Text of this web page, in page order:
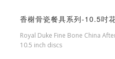
香榭骨瓷餐具系列-10.5吋
Royal Duke Fine Bone China
10.5 inch discs